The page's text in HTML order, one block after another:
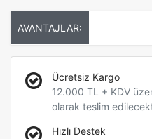
AVANTAJLAR:
Ücretsiz Kargo
12.000 TL + KDV
olarak teslim
Hızlı Destek